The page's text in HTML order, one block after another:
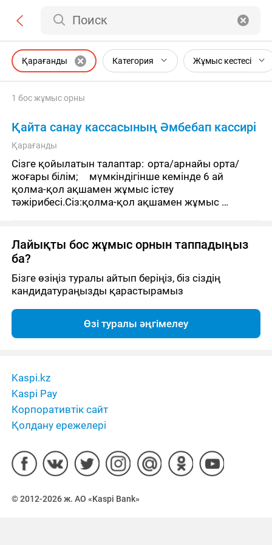
Поиск
Қарағанды Категория Жұмыс кестесі
1 бос жұмыс орны
Қайта санау кассасының Әмбебап кассирі
Қарағанды
Сізге қойылатын талаптар:	орта/арнайы орта/
жоғары білім;	мүмкіндігінше кемінде 6 ай
қолма-қол ақшамен жұмыс істеу
тәжірибесі.Сіз:қолма-қол ақшамен жұмыс
Лайықты бос жұмыс орнын таппадыңыз
ба?
Бізге өзіңіз туралы айтып беріңіз, біз сіздің
кандидатураңызды қарастырамыз
Өзі туралы әңгімелеу
Kaspi.kz
Kaspi Pay
Корпоративтік сайт
Қолдану ережелері
© 2012-2026 ж. АО «Kaspi Bank»